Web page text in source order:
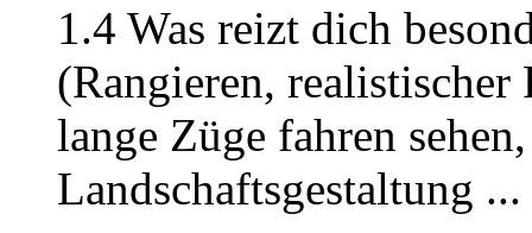
1.4 Was reizt dich
(Rangieren, realistischer
lange Züge fahren
Landschaftsgestaltung